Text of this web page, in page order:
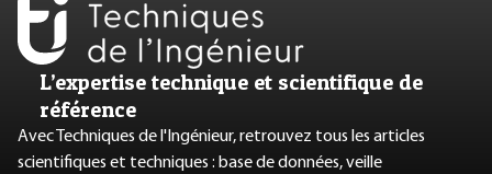
L’expertise technique et scientifique de
référence
Avec Techniques de l'Ingénieur, retrouvez tous les articles
scientifiques et techniques : base de données, veille